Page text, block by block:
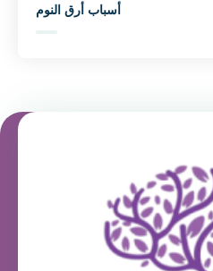
أسباب أرق النوم